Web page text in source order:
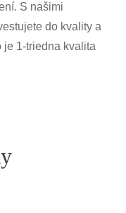
S našimi
do kvality a
je 1-triedna kvalita